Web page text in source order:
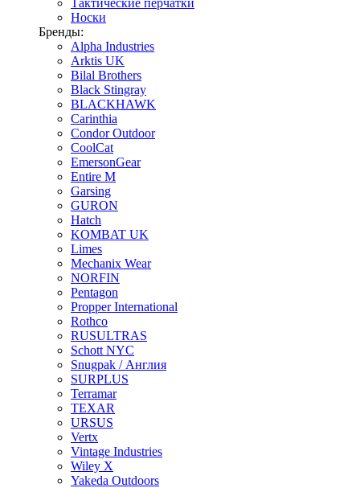
Тактические перчатки
Носки
Бренды:
Alpha Industries
Arktis UK
Bilal Brothers
Black Stingray
BLACKHAWK
Carinthia
Condor Outdoor
CoolCat
EmersonGear
Entire M
Garsing
GURON
Hatch
KOMBAT UK
Limes
Mechanix Wear
NORFIN
Pentagon
Propper International
Rothco
RUSULTRAS
Schott NYC
Snugpak / Англия
SURPLUS
Terramar
TEXAR
URSUS
Vertx
Vintage Industries
Wiley X
Yakeda Outdoors